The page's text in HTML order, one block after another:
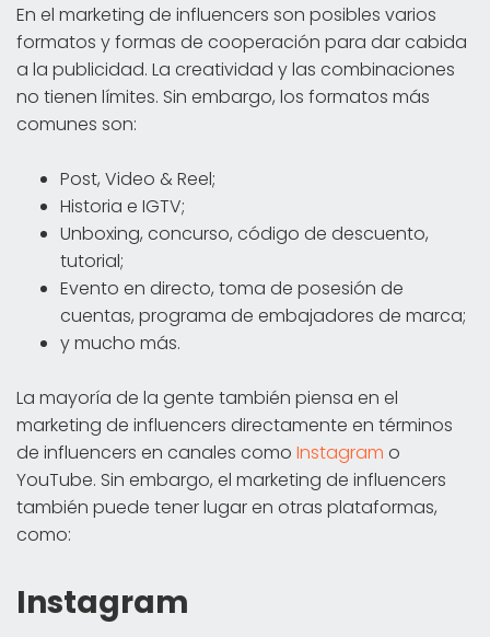
En el marketing de influencers son posibles varios
formatos y formas de cooperación para dar cabida
a la publicidad. La creatividad y las combinaciones
no tienen límites. Sin embargo, los formatos más
comunes son:
Post, Video & Reel;
Historia e IGTV;
Unboxing, concurso, código de descuento,
tutorial;
Evento en directo, toma de posesión de
cuentas, programa de embajadores de marca;
y mucho más.
La mayoría de la gente también piensa en el
marketing de influencers directamente en términos
de influencers en canales como Instagram o
YouTube. Sin embargo, el marketing de influencers
también puede tener lugar en otras plataformas,
como:
Instagram